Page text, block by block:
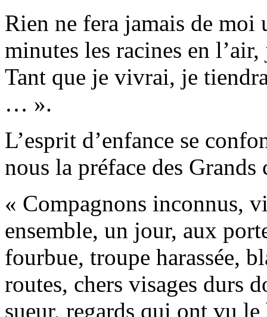
Rien ne fera jamais de
minutes les racines en
Tant que je vivrai, je
… ».
L’esprit d’enfance se
nous la préface des
« Compagnons inconnus,
ensemble, un jour, aux
fourbue, troupe harassée,
routes, chers visages durs
sueur, regards qui ont vu